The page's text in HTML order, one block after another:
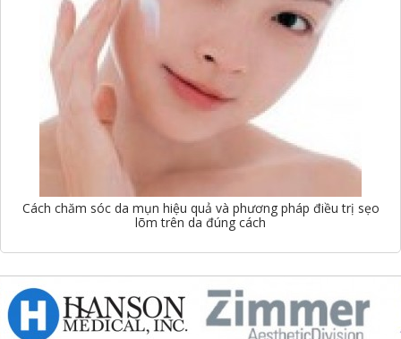
Cách chăm sóc da mụn hiệu quả và phương pháp điều trị sẹo
lõm trên da đúng cách